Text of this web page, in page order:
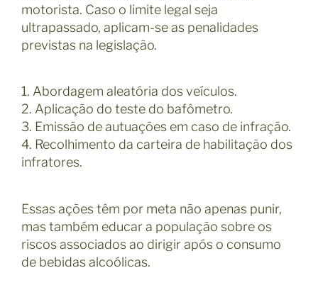
motorista. Caso o limite legal seja
ultrapassado, aplicam-se as penalidades
previstas na legislação.
1. Abordagem aleatória dos veículos.
2. Aplicação do teste do bafômetro.
3. Emissão de autuações em caso de infração.
4. Recolhimento da carteira de habilitação dos
infratores.
Essas ações têm por meta não apenas punir,
mas também educar a população sobre os
riscos associados ao dirigir após o consumo
de bebidas alcoólicas.